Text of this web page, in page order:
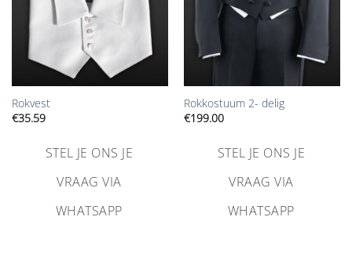
Rokvest
€35.59
STEL JE ONS JE
VRAAG VIA
WHATSAPP
Rokkostuum 2- delig
€199.00
STEL JE ONS JE
VRAAG VIA
WHATSAPP